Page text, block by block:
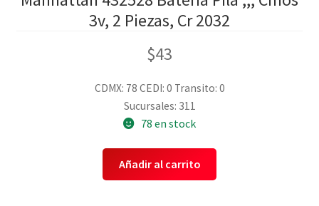
3v, 2 Piezas, Cr 2032
$43
CDMX: 78 CEDI: 0 Transito: 0
Sucursales: 311
78 en stock
Añadir al carrito